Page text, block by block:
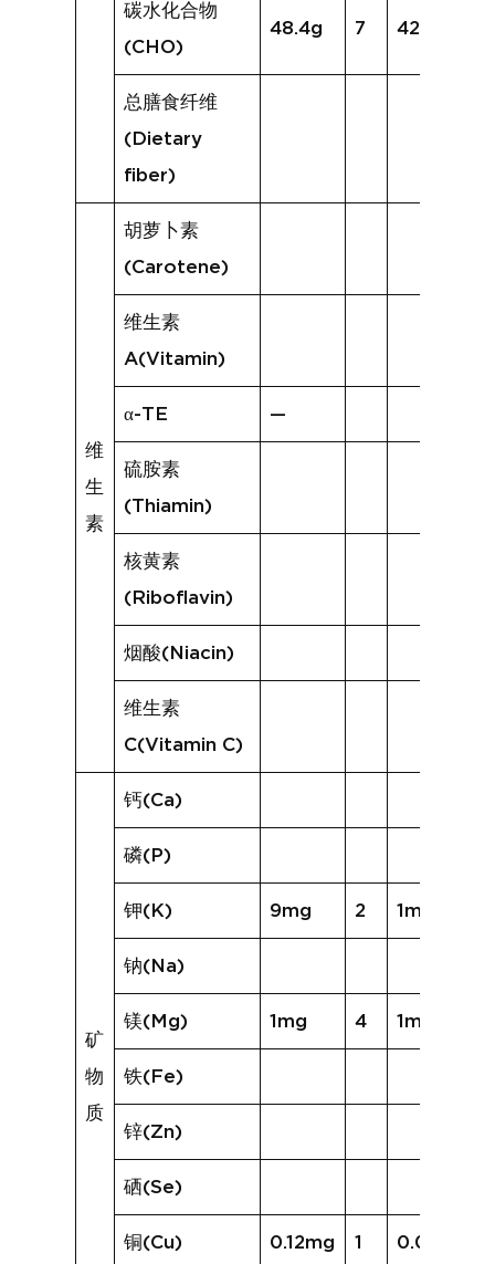
碳水化合物
(CHO)
48.4g 7 42.1g
总膳食纤维
(Dietary
fiber)
维
生
素
胡萝卜素
(Carotene)
维生素
A(Vitamin)
α-TE —
硫胺素
(Thiamin)
核黄素
(Riboflavin)
烟酸(Niacin)
维生素
C(Vitamin C)
矿
物
质
钙(Ca)
磷(P)
钾(K) 9mg 2 1mg
钠(Na)
镁(Mg) 1mg 4 1mg
铁(Fe)
锌(Zn)
硒(Se)
铜(Cu) 0.12mg 1 0.02mg